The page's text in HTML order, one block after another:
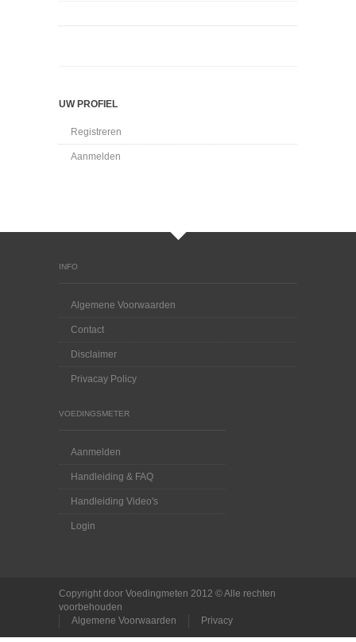
UW PROFIEL
Registreren
Aanmelden
INFO
Algemene Voorwaarden
Contact
Disclaimer
Privacay Policy
VOEDINGSMETER
Aanmelden
Handleiding & FAQ
Handleiding Video's
Login
Copyright door Voedingmeten 2012 © Alle rechten
voorbehouden
Algemene Voorwaarden
Privacy